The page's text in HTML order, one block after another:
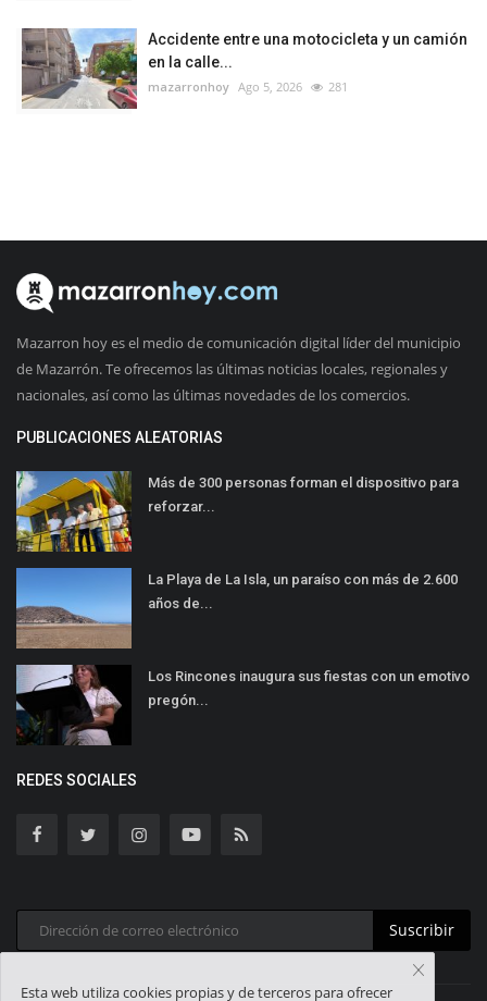
Accidente entre una motocicleta y un camión
en la calle...
mazarronhoy Ago 5, 2026 281
Mazarron hoy es el medio de comunicación digital líder del municipio
de Mazarrón. Te ofrecemos las últimas noticias locales, regionales y
nacionales, así como las últimas novedades de los comercios.
PUBLICACIONES ALEATORIAS
Más de 300 personas forman el dispositivo para
reforzar...
La Playa de La Isla, un paraíso con más de 2.600
años de...
Los Rincones inaugura sus fiestas con un emotivo
pregón...
REDES SOCIALES
Suscribir
Esta web utiliza cookies propias y de terceros para ofrecer